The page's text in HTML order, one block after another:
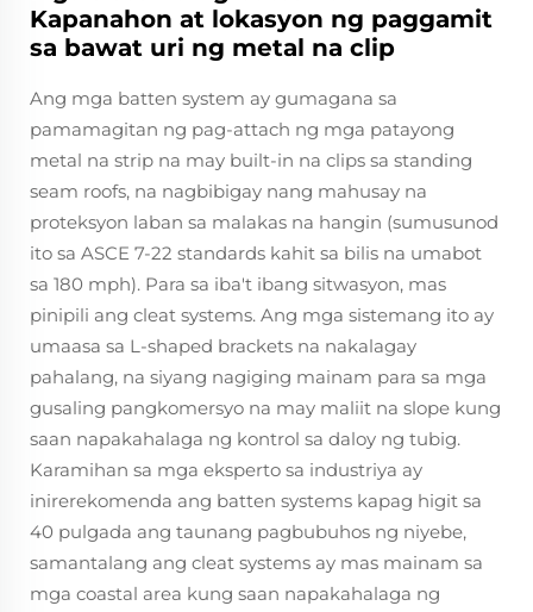
Kapanahon at lokasyon ng paggamit
sa bawat uri ng metal na clip
Ang mga batten system ay gumagana sa
pamamagitan ng pag-attach ng mga patayong
metal na strip na may built-in na clips sa standing
seam roofs, na nagbibigay nang mahusay na
proteksyon laban sa malakas na hangin (sumusunod
ito sa ASCE 7-22 standards kahit sa bilis na umabot
sa 180 mph). Para sa iba't ibang sitwasyon, mas
pinipili ang cleat systems. Ang mga sistemang ito ay
umaasa sa L-shaped brackets na nakalagay
pahalang, na siyang nagiging mainam para sa mga
gusaling pangkomersyo na may maliit na slope kung
saan napakahalaga ng kontrol sa daloy ng tubig.
Karamihan sa mga eksperto sa industriya ay
inirerekomenda ang batten systems kapag higit sa
40 pulgada ang taunang pagbubuhos ng niyebe,
samantalang ang cleat systems ay mas mainam sa
mga coastal area kung saan napakahalaga ng